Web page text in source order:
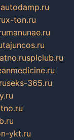
autodamp.ru
x-ton.ru
manunae.ru
tajuncos.ru
splclub.ru
seks-365.ru
ykt.ru